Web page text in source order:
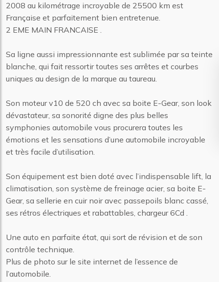
2008 au kilométrage incroyable de 25500 km est
Française et parfaitement bien entretenue.
2 EME MAIN FRANCAISE .
Sa ligne aussi impressionnante est sublimée par sa teinte
blanche, qui fait ressortir toutes ses arrêtes et courbes
uniques au design de la marque au taureau.
Son moteur v10 de 520 ch avec sa boite E-Gear, son look
dévastateur, sa sonorité digne des plus belles
symphonies automobile vous procurera toutes les
émotions et les sensations d’une automobile incroyable
et très facile d’utilisation.
Son équipement est bien doté avec l’indispensable lift, la
climatisation, son système de freinage acier, sa boite E-
Gear, sa sellerie en cuir noir avec passepoils blanc cassé,
ses rétros électriques et rabattables, chargeur 6Cd .
Une auto en parfaite état, qui sort de révision et de son
contrôle technique.
Plus de photo sur le site internet de l’essence de
l’automobile.